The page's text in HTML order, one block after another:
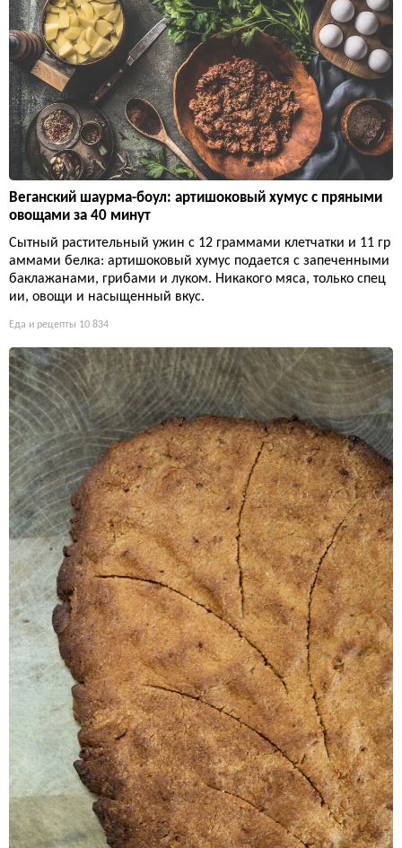
Веганский шаурма-боул: артишоковый хумус с пряными
овощами за 40 минут
Сытный растительный ужин с 12 граммами клетчатки и 11 гр
аммами белка: артишоковый хумус подается с запеченными
баклажанами, грибами и луком. Никакого мяса, только спец
ии, овощи и насыщенный вкус.
Еда и рецепты 10 834